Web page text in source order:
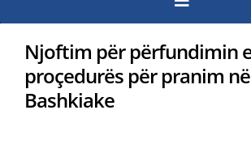
Njoftim për përfundimin
proçedurës për pranim
Bashkiake